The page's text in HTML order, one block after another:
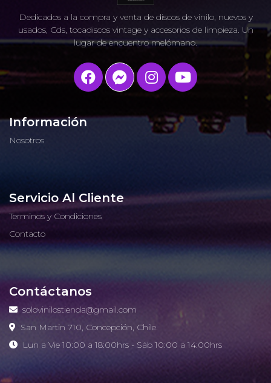
Dedicados a la compra y venta de discos de vinilo, nuevos y
usados, Cds, tocadiscos vintage y accesorios de limpieza. Un
lugar de encuentro melómano.
Información
Nosotros
Servicio Al Cliente
Terminos y Condiciones
Contacto
Contáctanos
solovinilostienda@gmail.com
San Martin 710, Concepción, Chile.
Lun a Vie 10:00 a 18:00hrs - Sáb 10:00 a 14:00hrs